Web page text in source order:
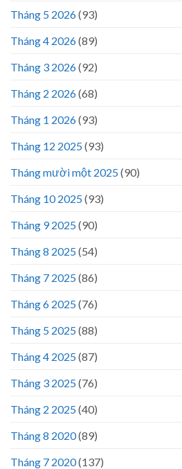
Tháng 5 2026(93)
Tháng 4 2026(89)
Tháng 3 2026(92)
Tháng 2 2026(68)
Tháng 1 2026(93)
Tháng 12 2025(93)
Tháng mười một 2025(90)
Tháng 10 2025(93)
Tháng 9 2025(90)
Tháng 8 2025(54)
Tháng 7 2025(86)
Tháng 6 2025(76)
Tháng 5 2025(88)
Tháng 4 2025(87)
Tháng 3 2025(76)
Tháng 2 2025(40)
Tháng 8 2020(89)
Tháng 7 2020(137)